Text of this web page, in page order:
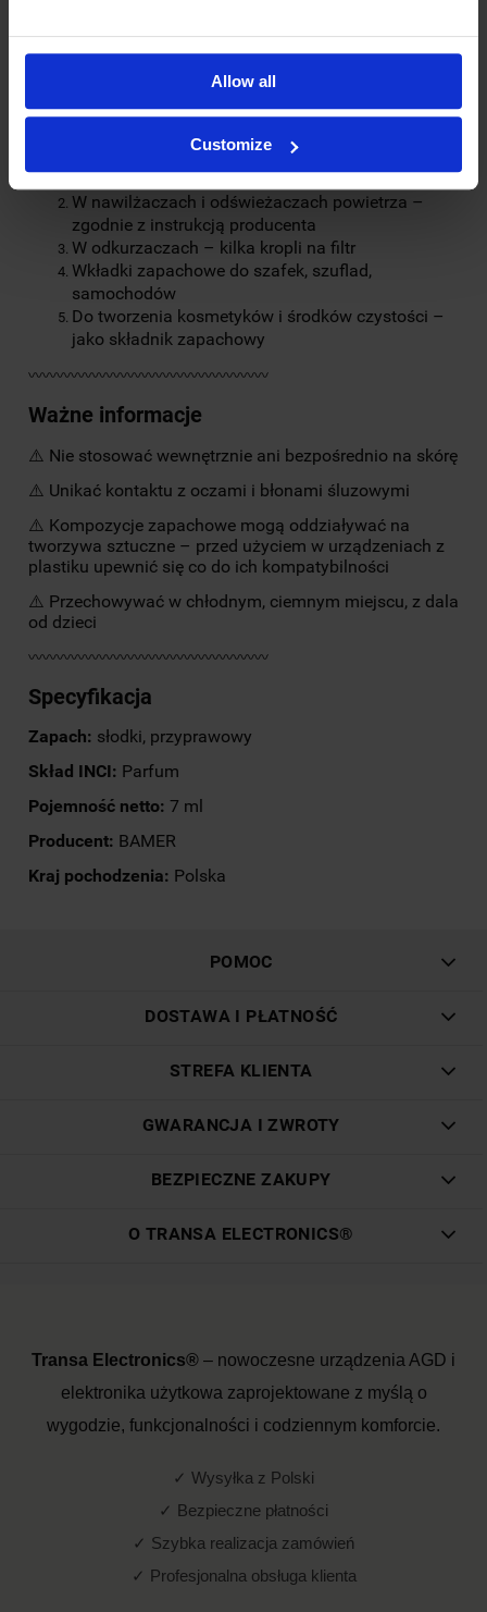
Allow all
Customize
• Działa pobudzająco i otula przestrzeń przyjemnym
W kominku zapachowym – ok. 10 kropli na wodę
W nawilżaczach i odświeżaczach powietrza –
zgodnie z instrukcją producenta
W odkurzaczach – kilka kropli na filtr
Wkładki zapachowe do szafek, szuflad,
samochodów
Do tworzenia kosmetyków i środków czystości –
jako składnik zapachowy
〰〰〰〰〰〰〰〰〰〰〰〰〰〰〰〰〰
Ważne informacje
⚠️ Nie stosować wewnętrznie ani bezpośrednio na skórę
⚠️ Unikać kontaktu z oczami i błonami śluzowymi
⚠️ Kompozycje zapachowe mogą oddziaływać na
tworzywa sztuczne – przed użyciem w urządzeniach z
plastiku upewnić się co do ich kompatybilności
⚠️ Przechowywać w chłodnym, ciemnym miejscu, z dala
od dzieci
〰〰〰〰〰〰〰〰〰〰〰〰〰〰〰〰〰
Specyfikacja
Zapach: słodki, przyprawowy
Skład INCI: Parfum
Pojemność netto: 7 ml
Producent: BAMER
Kraj pochodzenia: Polska
POMOC
DOSTAWA I PŁATNOŚĆ
STREFA KLIENTA
GWARANCJA I ZWROTY
BEZPIECZNE ZAKUPY
O TRANSA ELECTRONICS®
Transa Electronics® – nowoczesne urządzenia AGD i
elektronika użytkowa zaprojektowane z myślą o
wygodzie, funkcjonalności i codziennym komforcie.
✓ Wysyłka z Polski
✓ Bezpieczne płatności
✓ Szybka realizacja zamówień
✓ Profesjonalna obsługa klienta